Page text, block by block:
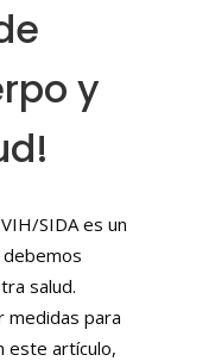
y
SIDA es un
salud.
medidas para
este artículo,